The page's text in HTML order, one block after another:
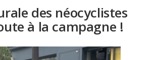
des néocyclistes
à la campagne !